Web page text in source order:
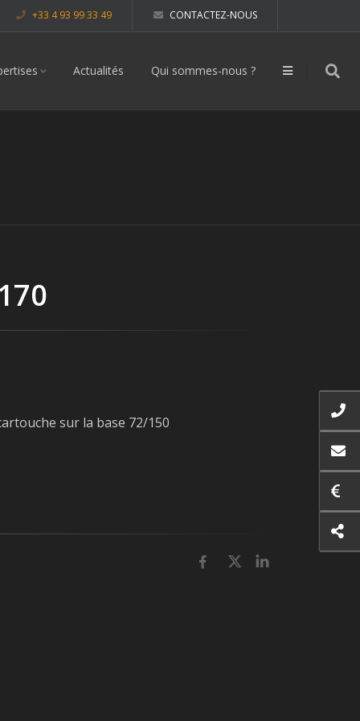
+33 4 93 99 33 49 CONTACTEZ-NOUS
Actualités Qui sommes-nous ?
sur la base 72/150